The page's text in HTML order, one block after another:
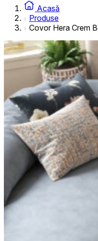
Acasă
Produse
Covor Hera Crem
interesante
Cookie-
Cookie-urile